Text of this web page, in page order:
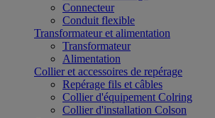
Connecteur
Conduit flexible
Transformateur et alimentation
Transformateur
Alimentation
Collier et accessoires de repérage
Repérage fils et câbles
Collier d'équipement Colring
Collier d'installation Colson